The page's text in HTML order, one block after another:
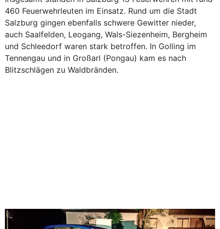
460 Feuerwehrleuten im Einsatz. Rund um die Stadt
Salzburg gingen ebenfalls schwere Gewitter nieder,
auch Saalfelden, Leogang, Wals-Siezenheim, Bergheim
und Schleedorf waren stark betroffen. In Golling im
Tennengau und in Großarl (Pongau) kam es nach
Blitzschlägen zu Waldbränden.